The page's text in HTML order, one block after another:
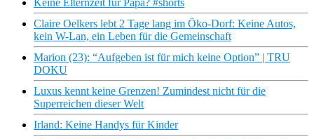
Keine Elternzeit für Papa? #shorts
Claire Oelkers lebt 2 Tage lang im Öko-Dorf: Keine Autos,
kein W-Lan, ein Leben für die Gemeinschaft
Marion (23): “Aufgeben ist für mich keine Option” | TRU
DOKU
Luxus kennt keine Grenzen! Zumindest nicht für die
Superreichen dieser Welt
Irland: Keine Handys für Kinder